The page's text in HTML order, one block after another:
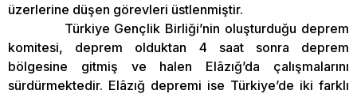
üzerlerine düşen görevleri üstlenmiştir.
Türkiye Gençlik Birliği’nin oluşturduğu deprem
komitesi, deprem olduktan 4 saat sonra deprem
bölgesine gitmiş ve halen Elâzığ’da çalışmalarını
sürdürmektedir. Elâzığ depremi ise Türkiye’de iki farklı